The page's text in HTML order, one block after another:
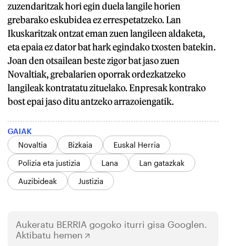
zuzendaritzak hori egin duela langile horien
grebarako eskubidea ez errespetatzeko. Lan
Ikuskaritzak ontzat eman zuen langileen aldaketa,
eta epaia ez dator bat hark egindako txosten batekin.
Joan den otsailean beste zigor bat jaso zuen
Novaltiak, grebalarien oporrak ordezkatzeko
langileak kontratatu zituelako. Enpresak kontrako
bost epai jaso ditu antzeko arrazoiengatik.
GAIAK
Novaltia
Bizkaia
Euskal Herria
Polizia eta justizia
Lana
Lan gatazkak
Auzibideak
Justizia
Aukeratu BERRIA gogoko iturri gisa Googlen.
Aktibatu hemen